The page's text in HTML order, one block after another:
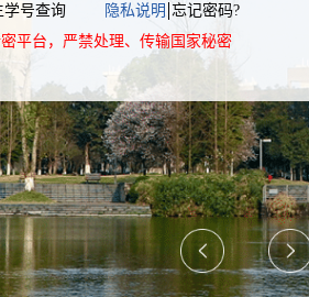
学号查询 隐私说明 忘记密码?
平台，严禁处理、传输国家秘密